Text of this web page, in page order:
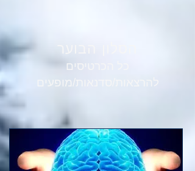
הסלון הבוער
כל הכרטיסים
להרצאות/סדנאות/מופעים